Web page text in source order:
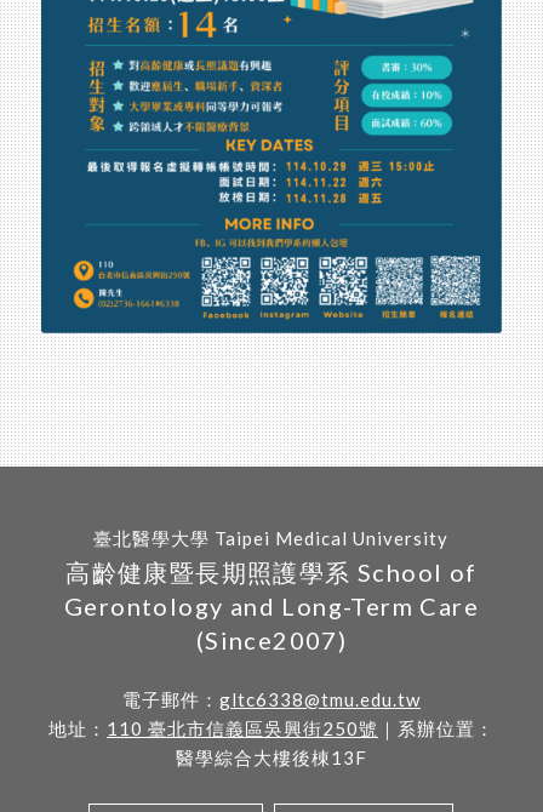
臺北醫學大學 Taipei Medical University
高齡健康暨長期照護學系 School of
Gerontology and Long-Term Care
(Since2007)
電子郵件： gltc6338@tmu.edu.tw
地址： 110 臺北市信義區吳興街250號 ｜系辦位置：
醫學綜合大樓後棟13F